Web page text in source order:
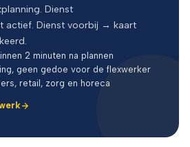
Dienst
actief. Dienst voorbij → kaart
2 minuten na plannen
geen gedoe voor de flexwerker
retail, zorg en horeca